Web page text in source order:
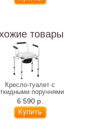
товары
Кресло-туалет с
поручнями
Barry WC-Delux
6 590 р.